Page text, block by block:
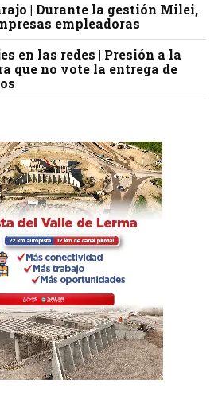
| Durante la gestión Milei,
empleadoras
en las redes | Presión a la
que no vote la entrega de